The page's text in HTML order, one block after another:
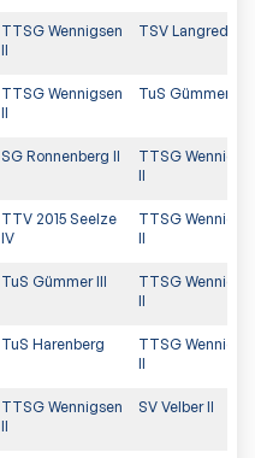
TTSG Wennigsen
II
TSV Langreder III
TTSG Wennigsen
II
TuS Gümmer V
SG Ronnenberg II
TTSG
II
TTV 2015 Seelze
IV
TTSG
II
TuS Gümmer III
TTSG
II
TuS Harenberg
TTSG
II
TTSG Wennigsen
II
SV Velber II